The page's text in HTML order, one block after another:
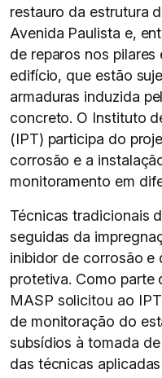
restauro da estrutura
Avenida Paulista e,
de reparos nos
edifício, que estão
armaduras induzida
concreto. O Instituto
(IPT) participa do
corrosão e a
monitoramento em
Técnicas tradicionais
seguidas da
inibidor de corrosão e
protetiva. Como parte
MASP solicitou ao
de monitoração do
subsídios à tomada
das técnicas